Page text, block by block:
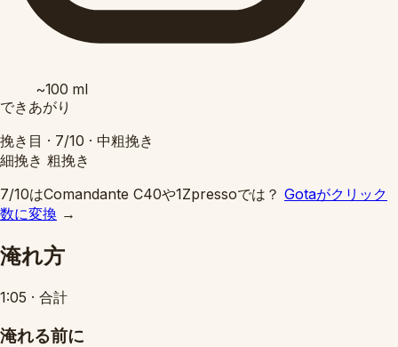
~100 ml
できあがり
挽き目 · 7/10 · 中粗挽き
細挽き 粗挽き
7/10はComandante C40や1Zpressoでは？ Gotaがクリック
数に変換 →
淹れ方
1:05 · 合計
淹れる前に